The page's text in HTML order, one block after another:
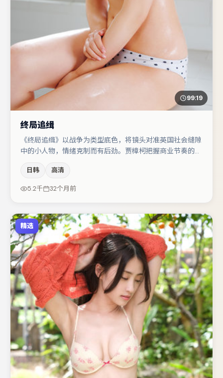
99:19
终局追缉
《终局追缉》以战争为类型底色，将镜头对准英国社会缝隙
中的小人物，情绪克制而有后劲。贾樟柯把握商业节奏的同
包括李光洁、菅田将晖、廖凡等，角色动机前后呼应，适合
喜欢抠台词与伏笔的观众。若你偏爱强类型与清晰主线，这
日韩 高清
5.2千 32个月前
精选